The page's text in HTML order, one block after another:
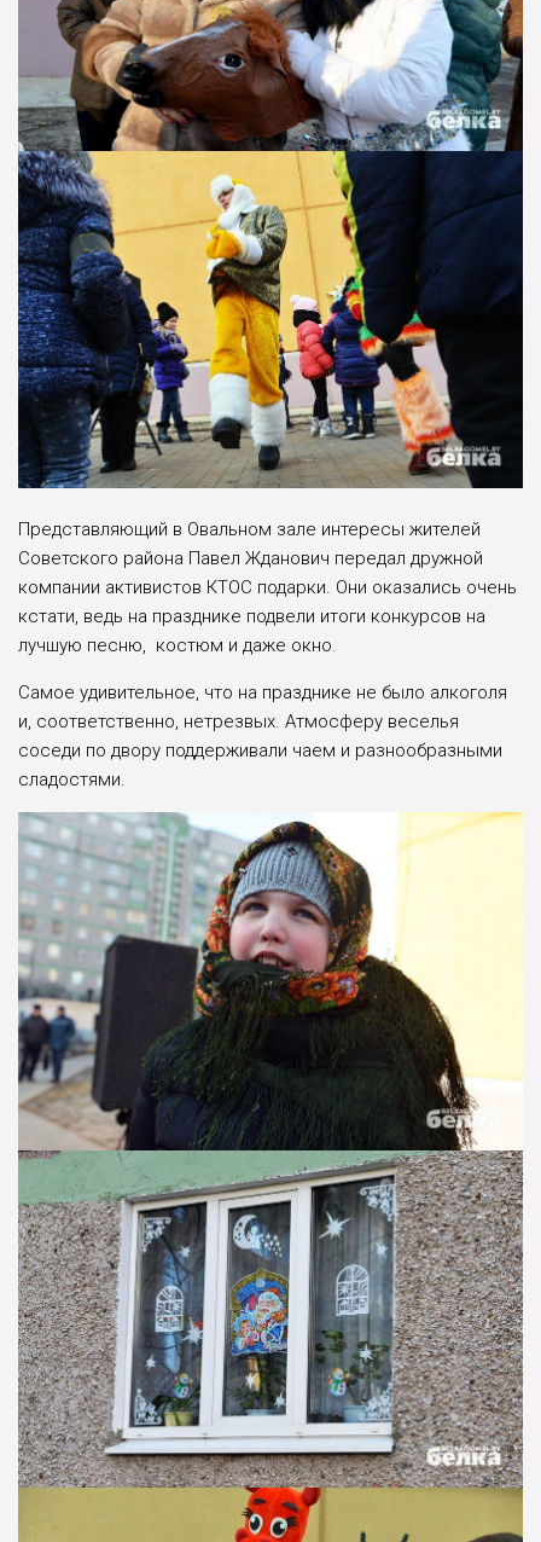
Представляющий в Овальном зале интересы жителей
Советского района Павел Жданович передал дружной
компании активистов КТОС подарки. Они оказались очень
кстати, ведь на празднике подвели итоги конкурсов на
лучшую песню, костюм и даже окно.
Самое удивительное, что на празднике не было алкоголя
и, соответственно, нетрезвых. Атмосферу веселья
соседи по двору поддерживали чаем и разнообразными
сладостями.